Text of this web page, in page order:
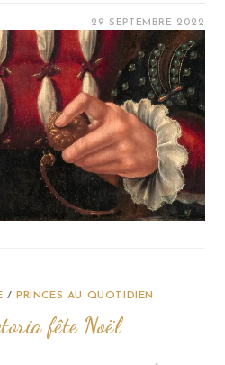
29 SEPTEMBRE 2022
/ PRINCES AU QUOTIDIEN
fête Noël